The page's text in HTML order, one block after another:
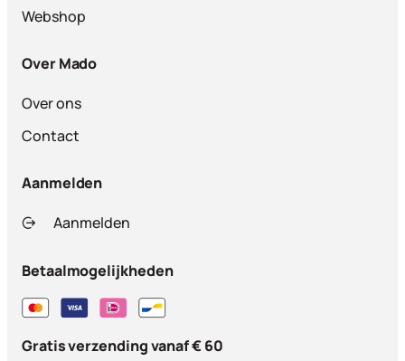
Webshop
Over Mado
Over ons
Contact
Aanmelden
Aanmelden
Betaalmogelijkheden
Gratis verzending vanaf € 60